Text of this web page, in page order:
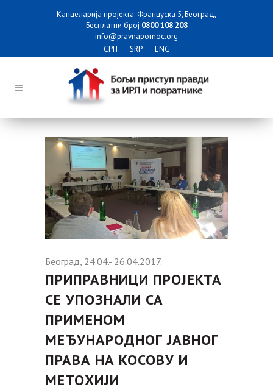
Канцеларија пројекта: Француска 5, Београд,
Бесплатни број 0800 108 208
info@pravnapomoc.org
СРП
SRP ENG
Београд, 24.04.- 26.04.2017.
ПРИПРАВНИЦИ ПРОЈЕКТА
СЕ УПОЗНАЛИ СА
ПРИМЕНОМ
МЕЂУНАРОДНОГ ЈАВНОГ
ПРАВА НА КОСОВУ И
МЕТОХИЈИ